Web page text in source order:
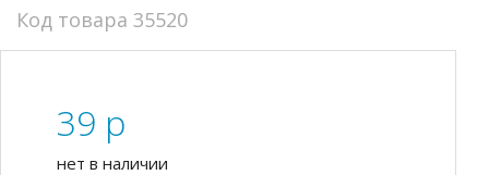
Код товара 35520
39 p
нет в наличии